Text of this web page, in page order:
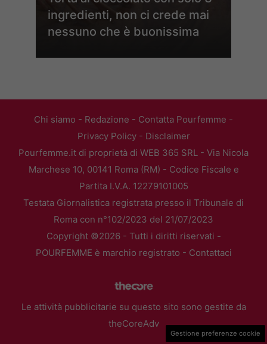
ingredienti, non ci crede mai
nessuno che è buonissima
Chi siamo - Redazione - Contatta Pourfemme -
Privacy Policy- Disclaimer
Pourfemme.it di proprietà di WEB 365 SRL - Via Nicola
Marchese 10, 00141 Roma (RM) - Codice Fiscale e
Partita I.V.A. 12279101005
Testata Giornalistica registrata presso il Tribunale di
Roma con n°102/2023 del 21/07/2023
Copyright ©2026 - Tutti i diritti riservati -
POURFEMME è marchio registrato - Contattaci
Le attività pubblicitarie su questo sito sono gestite da
theCoreAdv
Gestione preferenze cookie